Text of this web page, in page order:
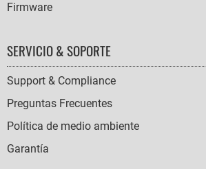
Firmware
SERVICIO & SOPORTE
Support & Compliance
Preguntas Frecuentes
Política de medio ambiente
Garantía